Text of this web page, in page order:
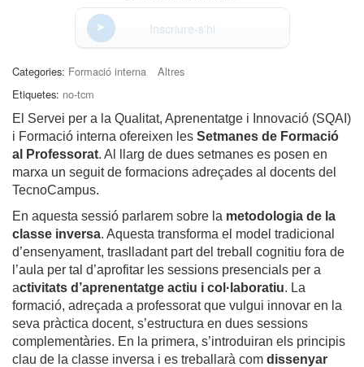
Inscriure-s'hi
Categories: Formació interna
Altres
Etiquetes: no-tcm
El Servei per a la Qualitat, Aprenentatge i Innovació (SQAI)
i Formació interna ofereixen les Setmanes de Formació
al Professorat. Al llarg de dues setmanes es posen en
marxa un seguit de formacions adreçades al docents del
TecnoCampus.
En aquesta sessió parlarem sobre la metodologia de la
classe inversa. Aquesta transforma el model tradicional
d’ensenyament, traslladant part del treball cognitiu fora de
l’aula per tal d’aprofitar les sessions presencials per a
activitats d’aprenentatge actiu i col·laboratiu. La
formació, adreçada a professorat que vulgui innovar en la
seva pràctica docent, s’estructura en dues sessions
complementàries. En la primera, s’introduiran els principis
clau de la classe inversa i es treballarà com dissenyar